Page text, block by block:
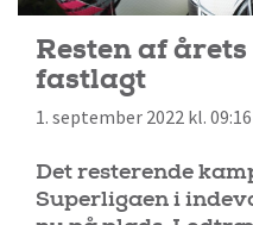
Resten af
fastlagt
1. september 2022 kl.
Det resterende
Superligaen i